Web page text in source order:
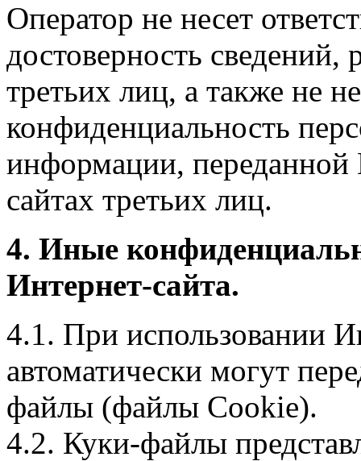
Оператор не несет
достоверность
третьих лиц, а также не
конфиденциальность
информации, переданной
сайтах третьих лиц.
4. Иные
Интернет-сайта.
4.1. При использовании
автоматически могут
файлы (файлы Cookie).
4.2. Куки-файлы